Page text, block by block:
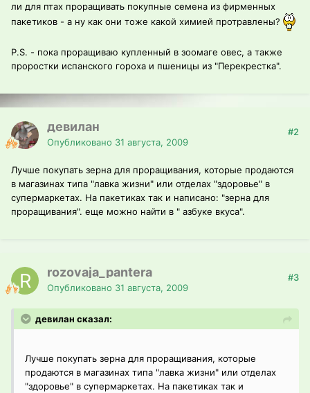
ли для птах проращивать покупные семена из фирменных
пакетиков - а ну как они тоже какой химией протравлены?
P.S. - пока проращиваю купленный в зоомаге овес, а также
проростки испанского гороха и пшеницы из "Перекрестка".
девилан
Опубликовано 31 августа, 2009
#2
Лучше покупать зерна для проращивания, которые продаются
в магазинах типа "лавка жизни" или отделах "здоровье" в
супермаркетах. На пакетиках так и написано: "зерна для
проращивания". еще можно найти в " азбуке вкуса".
rozovaja_pantera
Опубликовано 31 августа, 2009
#3
девилан сказал:
Лучше покупать зерна для проращивания, которые
продаются в магазинах типа "лавка жизни" или отделах
"здоровье" в супермаркетах. На пакетиках так и